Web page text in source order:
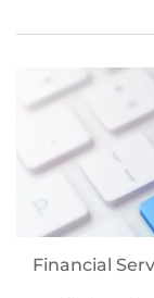
Financial